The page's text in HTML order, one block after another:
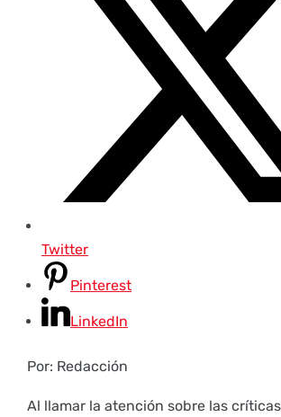
Twitter
Pinterest
LinkedIn
Por: Redacción
Al llamar la atención sobre las